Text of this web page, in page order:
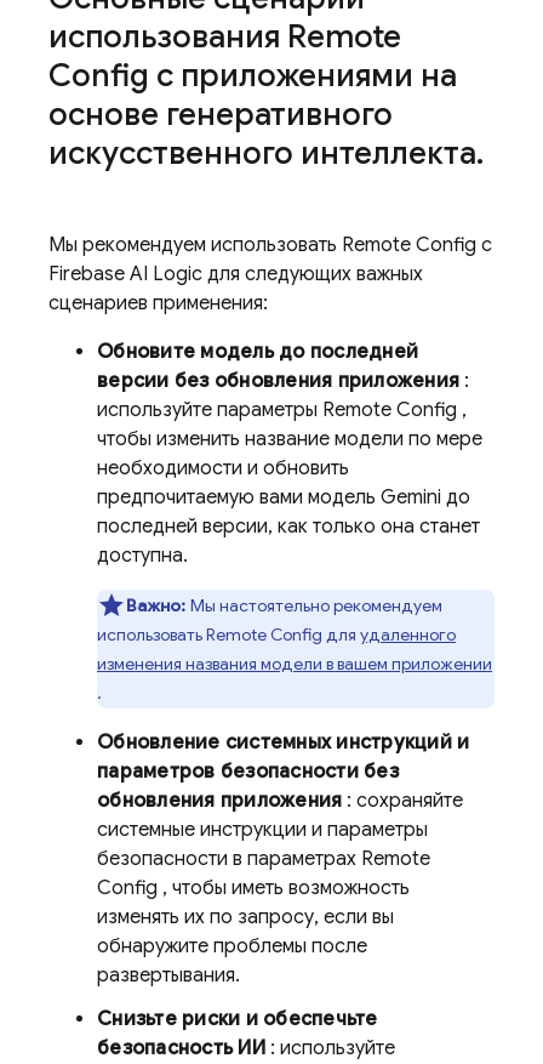
использования Remote
Config с приложениями на
основе генеративного
искусственного интеллекта.
Мы рекомендуем использовать Remote Config с
Firebase AI Logic для следующих важных
сценариев применения:
Обновите модель до последней
версии без обновления приложения :
используйте параметры Remote Config ,
чтобы изменить название модели по мере
необходимости и обновить
предпочитаемую вами модель Gemini до
последней версии, как только она станет
доступна.
Важно: Мы настоятельно рекомендуем
использоватьRemote Config для удаленного
изменения названия модели в вашем приложении
.
Обновление системных инструкций и
параметров безопасности без
обновления приложения : сохраняйте
системные инструкции и параметры
безопасности в параметрах Remote
Config , чтобы иметь возможность
изменять их по запросу, если вы
обнаружите проблемы после
развертывания.
Снизьте риски и обеспечьте
безопасность ИИ: используйте